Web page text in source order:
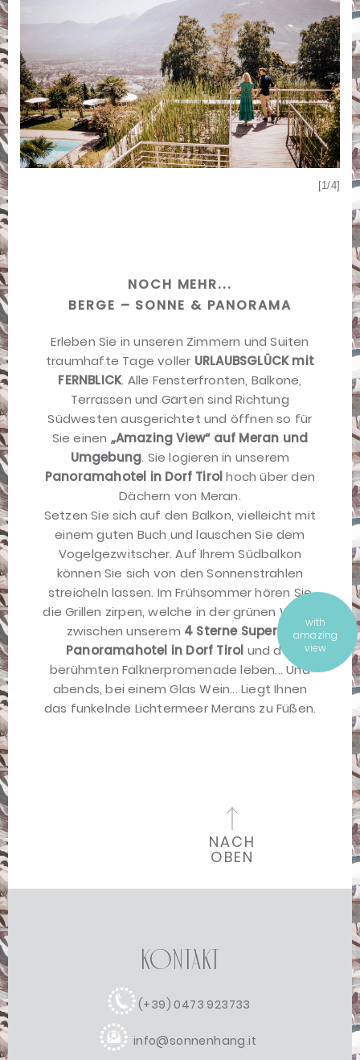
with
amazing
view
4] [1/4]
NOCH MEHR...
BERGE – SONNE & PANORAMA
Erleben Sie in unseren Zimmern und Suiten
traumhafte Tage voller URLAUBSGLÜCK mit
FERNBLICK. Alle Fensterfronten, Balkone,
Terrassen und Gärten sind Richtung
Südwesten ausgerichtet und öffnen so für
Sie einen „Amazing View“ auf Meran und
Umgebung. Sie logieren in unserem
Panoramahotel in Dorf Tirol hoch über den
Dächern von Meran.
Setzen Sie sich auf den Balkon, vielleicht mit
einem guten Buch und lauschen Sie dem
Vogelgezwitscher. Auf Ihrem Südbalkon
können Sie sich von den Sonnenstrahlen
streicheln lassen. Im Frühsommer hören Sie
die Grillen zirpen, welche in der grünen Wiese
zwischen unserem 4 Sterne Superior
Panoramahotel in Dorf Tirol und der
berühmten Falknerpromenade leben... Und
abends, bei einem Glas Wein... Liegt Ihnen
das funkelnde Lichtermeer Merans zu Füßen.
NACH
OBEN
Kontakt
(+39) 0473 923733
info@sonnenhang.it